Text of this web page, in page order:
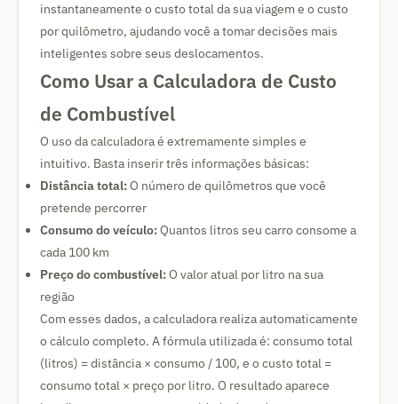
instantaneamente o custo total da sua viagem e o custo
por quilômetro, ajudando você a tomar decisões mais
inteligentes sobre seus deslocamentos.
Como Usar a Calculadora de Custo
de Combustível
O uso da calculadora é extremamente simples e
intuitivo. Basta inserir três informações básicas:
Distância total:O número de quilômetros que você
pretende percorrer
Consumo do veículo:Quantos litros seu carro consome a
cada 100 km
Preço do combustível:O valor atual por litro na sua
região
Com esses dados, a calculadora realiza automaticamente
o cálculo completo. A fórmula utilizada é: consumo total
(litros) = distância × consumo / 100, e o custo total =
consumo total × preço por litro. O resultado aparece